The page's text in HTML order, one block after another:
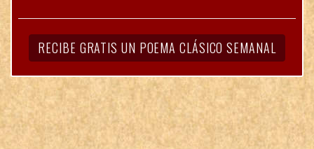
RECIBE GRATIS UN POEMA CLÁSICO SEMANAL